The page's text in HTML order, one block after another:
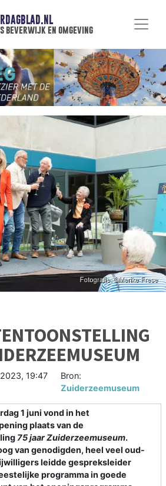
beverwijk en omgeving
19:47
Bron:
Zuiderzeemuseum
1 juni vond in het
plaats van de
75 jaar Zuiderzeemuseum.
van genodigden, heel veel oud-
leidde gespreksleider
programma in goede